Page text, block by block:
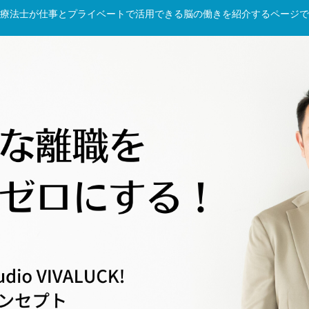
法士が仕事とプライベートで活用できる脳の働きを紹介するページ